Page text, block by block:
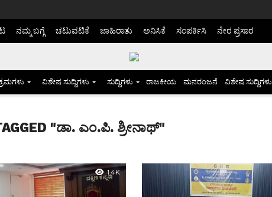
ನಮ್ಮ ಬಗ್ಗೆ ಚಟುವಟಿಕೆ ಜಾಹಿರಾತು ಅನಿಸಿಕೆ ಸಂಪರ್ಕಿಸಿ ನೇರ ಪ್ರಸಾರ
ವಿಶೇಷ ಸುದ್ದಿಗಳು ಸುದ್ದಿಗಳು ರಾಜಕೀಯ ಮನರಂಜನೆ ವಿಶೇಷ ಸುದ್ದಿಗಳು
"ಡಾ. ಎಂ.ಪಿ. ಶ್ರೀನಾಥ್"
1.4K